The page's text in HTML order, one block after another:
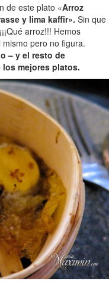
de este plato «Arroz
y lima kaffir». Sin que
arroz!!! Hemos
pero no figura.
– y el resto de
mejores platos.